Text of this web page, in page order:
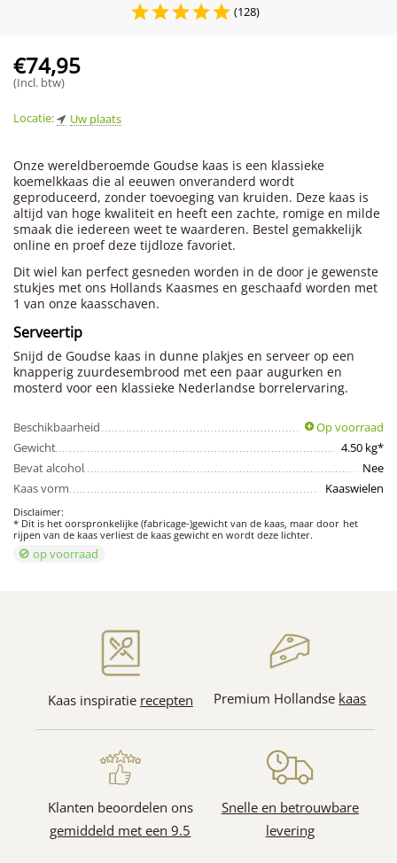
(128)
€74,95
(Incl. btw)
Locatie: Uw plaats
Onze wereldberoemde Goudse kaas is een klassieke
koemelkkaas die al eeuwen onveranderd wordt
geproduceerd, zonder toevoeging van kruiden. Deze kaas is
altijd van hoge kwaliteit en heeft een zachte, romige en milde
smaak die iedereen weet te waarderen. Bestel gemakkelijk
online en proef deze tijdloze favoriet.
Dit wiel kan perfect gesneden worden in de door je gewenste
stukjes met ons Hollands Kaasmes en geschaafd worden met
1 van onze kaasschaven.
Serveertip
Snijd de Goudse kaas in dunne plakjes en serveer op een
knapperig zuurdesembrood met een paar augurken en
mosterd voor een klassieke Nederlandse borrelervaring.
Beschikbaarheid
Op voorraad
Gewicht
4.50 kg*
Bevat alcohol
Nee
Kaas vorm
Kaaswielen
Disclaimer:
* Dit is het oorspronkelijke (fabricage-)gewicht van de kaas, maar door het
rijpen van de kaas verliest de kaas gewicht en wordt deze lichter.
op voorraad
Kaas inspiratie recepten Premium Hollandse kaas
Klanten beoordelen ons
gemiddeld met een 9.5
Snelle en betrouwbare
levering